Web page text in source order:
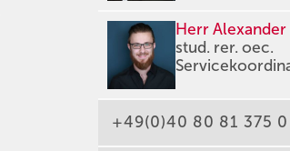
Herr
stud. rer. oec.
+49(0)40 80 81 375 0